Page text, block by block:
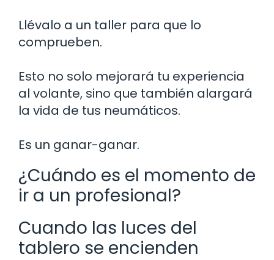
Llévalo a un taller para que lo
comprueben.
Esto no solo mejorará tu experiencia
al volante, sino que también alargará
la vida de tus neumáticos.
Es un ganar-ganar.
¿Cuándo es el momento de
ir a un profesional?
Cuando las luces del
tablero se encienden